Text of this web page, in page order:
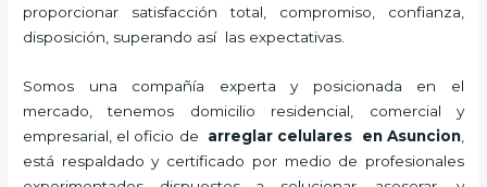
proporcionar satisfacción total, compromiso, confianza,
disposición, superando así las expectativas.
Somos una compañía experta y posicionada en el
mercado, tenemos domicilio residencial, comercial y
empresarial, el oficio de arreglar celulares en Asuncion,
está respaldado y certificado por medio de profesionales